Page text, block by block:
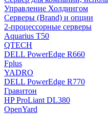
Управление Холдингом
Серверы (Brand) и опции
2-процессорные серверы
Aquarius T50
QTECH
DELL PowerEdge R660
Fplus
YADRO
DELL PowerEdge R770
Гравитон
HP ProLiant DL380
OpenYard